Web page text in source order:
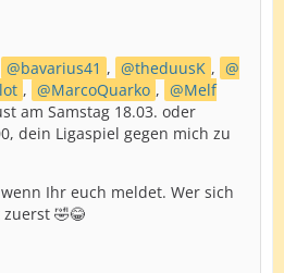
bavarius41 , theduusK ,
, MarcoQuarko ,
Melf
am Samstag 18.03. oder
dein Ligaspiel gegen mich zu
Ihr euch meldet. Wer sich
🤣😂